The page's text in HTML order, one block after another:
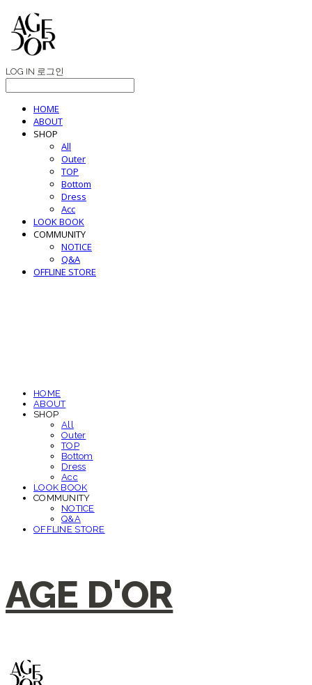
LOG IN 로그인
HOME
ABOUT
SHOP
All
Outer
TOP
Bottom
Dress
Acc
LOOK BOOK
COMMUNITY
NOTICE
Q&A
OFFLINE STORE
HOME
ABOUT
SHOP
All
Outer
TOP
Bottom
Dress
Acc
LOOK BOOK
COMMUNITY
NOTICE
Q&A
OFFLINE STORE
AGE D'OR